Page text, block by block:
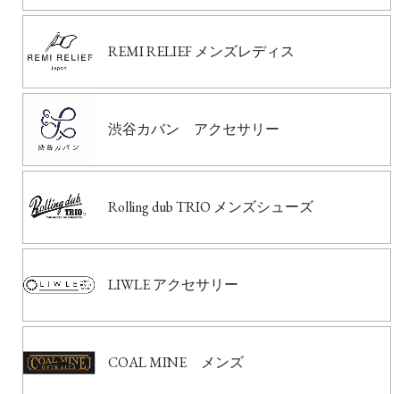
REMI RELIEF メンズレディス
渋谷カバン アクセサリー
Rolling dub TRIO メンズシューズ
LIWLE アクセサリー
COAL MINE メンズ